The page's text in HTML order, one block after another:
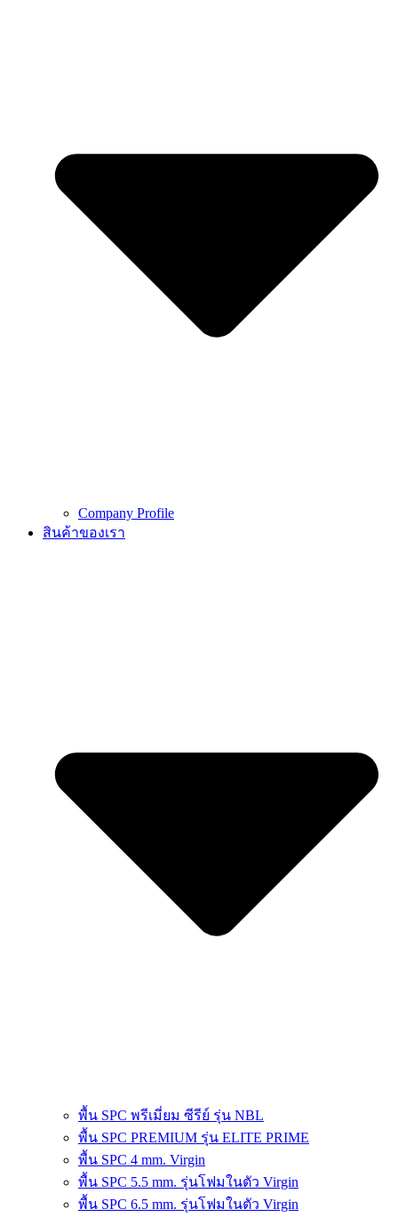
Company Profile
สินค้าของเรา
พื้น SPC พรีเมี่ยม ซีรีย์ รุ่น NBL
พื้น SPC PREMIUM รุ่น ELITE PRIME
พื้น SPC 4 mm. Virgin
พื้น SPC 5.5 mm. รุ่นโฟมในตัว Virgin
พื้น SPC 6.5 mm. รุ่นโฟมในตัว Virgin